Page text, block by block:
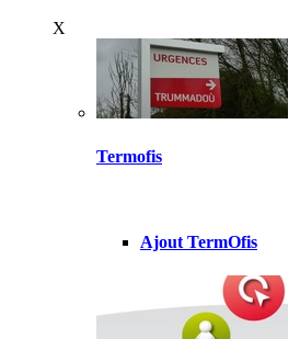
X
Termofis
Ajout TermOfis